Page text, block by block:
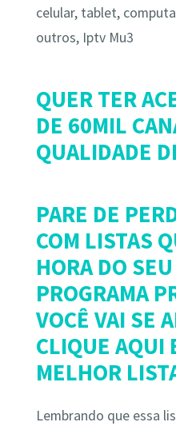
celular, tablet,
outros, Iptv Mu3
QUER TER
DE 60MIL
QUALIDADE
PARE DE
COM LISTAS
HORA DO
PROGRAMA
VOCÊ VAI SE
CLIQUE AQUI
MELHOR
Lembrando que essa